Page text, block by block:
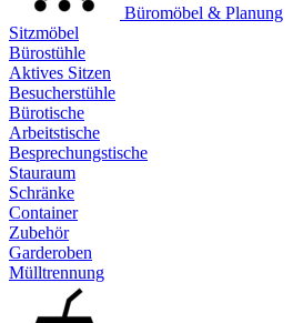
Büromöbel & Planung
Sitzmöbel
Bürostühle
Aktives Sitzen
Besucherstühle
Bürotische
Arbeitstische
Besprechungstische
Stauraum
Schränke
Container
Zubehör
Garderoben
Mülltrennung